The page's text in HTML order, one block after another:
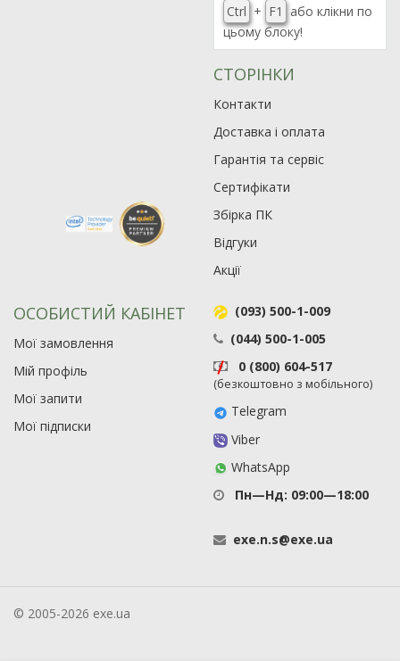
Ctrl + F1
або клікни по
цьому блоку!
СТОРІНКИ
Контакти
Доставка і оплата
Гарантія та сервіс
Сертифікати
Збірка ПК
Відгуки
Акції
ОСОБИСТИЙ КАБІНЕТ
Мої замовлення
Мій профіль
Мої запити
Мої підписки
(093) 500-1-009
(044) 500-1-005
0 (800) 604-517
(безкоштовно з мобільного)
Telegram
Viber
WhatsApp
Пн—Нд: 09:00—18:00
exe.n.s@exe.ua
© 2005-2026 exe.ua